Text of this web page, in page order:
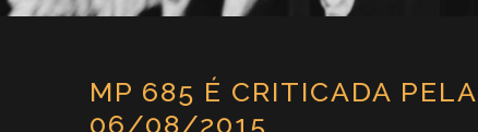
MP 685 É CRITICADA
06/08/2015